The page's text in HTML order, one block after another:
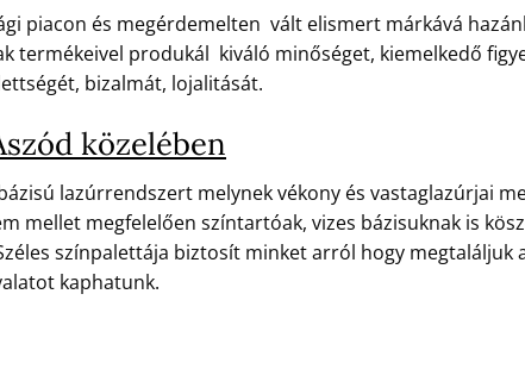
piacon és megérdemelten vált elismert márkává
termékeivel produkál kiváló minőséget, kiemelkedő
bizalmát, lojalitását.
közelében
lazúrrendszert melynek vékony és vastaglazúrjai
mellet megfelelően színtartóak, vizes bázisuknak is
színpalettája biztosít minket arról hogy megtaláljuk
kaphatunk.